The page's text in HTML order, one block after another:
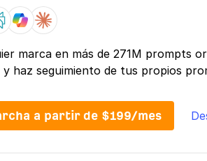
marca en más de 271M prompts
haz seguimiento de tus propios
a partir de $199/mes